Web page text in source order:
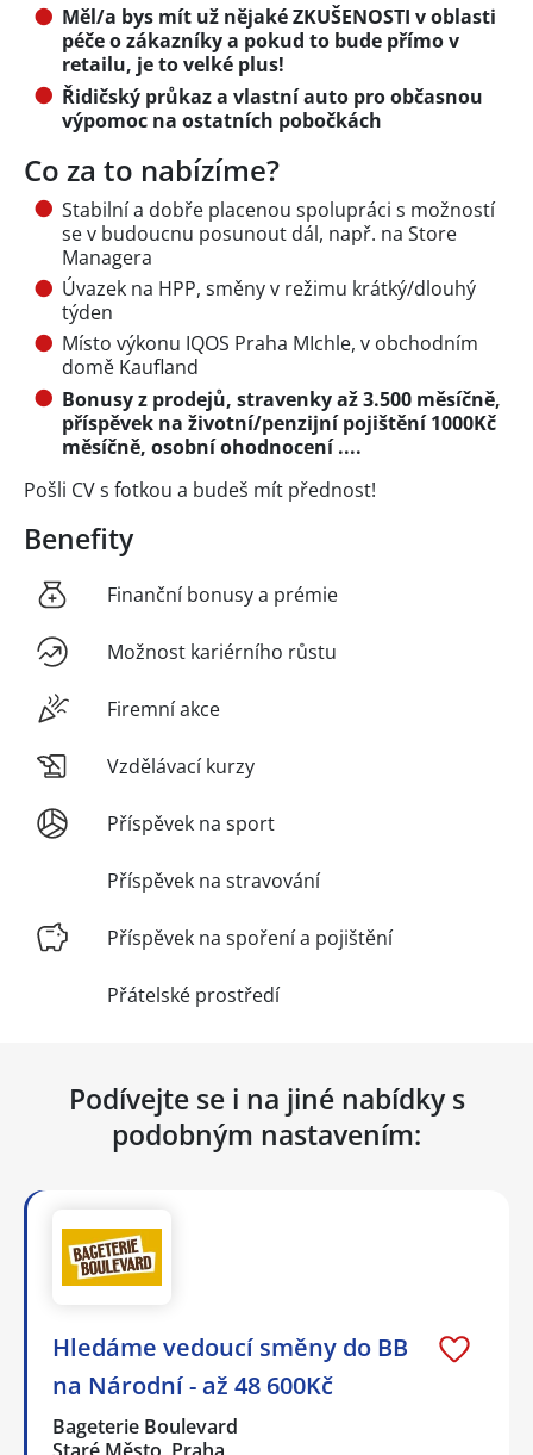
Měl/a bys mít už nějaké ZKUŠENOSTI v oblasti
péče o zákazníky a pokud to bude přímo v
retailu, je to velké plus!
Řidičský průkaz a vlastní auto pro občasnou
výpomoc na ostatních pobočkách
Co za to nabízíme?
Stabilní a dobře placenou spolupráci s možností
se v budoucnu posunout dál, např. na Store
Managera
Úvazek na HPP, směny v režimu krátký/dlouhý
týden
Místo výkonu IQOS Praha MIchle, v obchodním
domě Kaufland
Bonusy z prodejů, stravenky až 3.500 měsíčně,
příspěvek na životní/penzijní pojištění 1000Kč
měsíčně, osobní ohodnocení ....
Pošli CV s fotkou a budeš mít přednost!
Benefity
Finanční bonusy a prémie
Možnost kariérního růstu
Firemní akce
Vzdělávací kurzy
Příspěvek na sport
Příspěvek na stravování
Příspěvek na spoření a pojištění
Přátelské prostředí
Podívejte se i na jiné nabídky s
podobným nastavením:
Hledáme vedoucí směny do BB
na Národní - až 48 600Kč
Bageterie Boulevard